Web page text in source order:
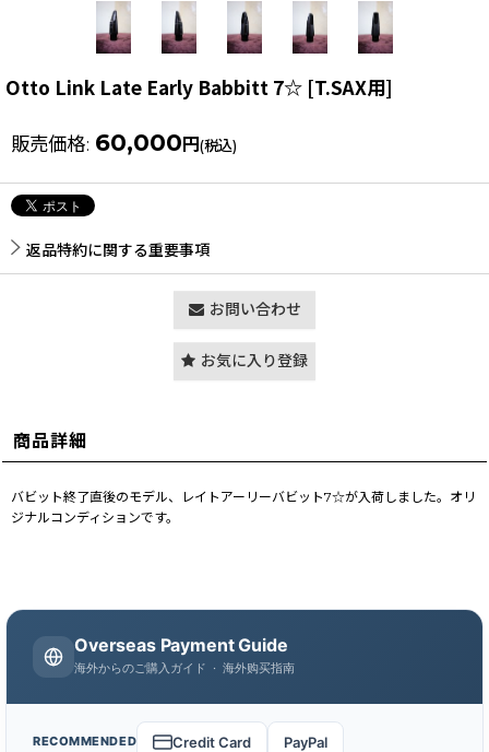
Otto Link Late Early Babbitt 7☆ [T.SAX用]
販売価格: 60,000円(税込)
返品特約に関する重要事項
お問い合わせ
お気に入り登録
商品詳細
バビット終了直後のモデル、レイトアーリーバビット7☆が入荷しました。オリ
ジナルコンディションです。
Overseas Payment Guide
海外からのご購入ガイド · 海外购买指南
RECOMMENDED Credit Card PayPal